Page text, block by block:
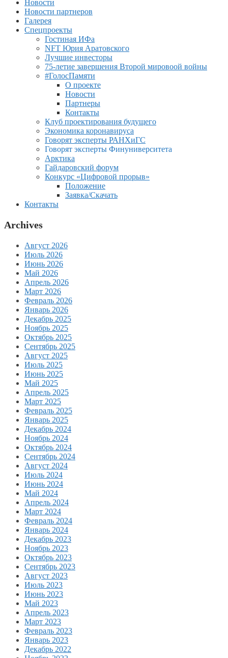
Новости
Новости партнеров
Галерея
Спецпроекты
Гостиная ИФа
NFT Юрия Аратовского
Лучшие инвесторы
75-летие завершения Второй мировоой войны
#ГолосПамяти
О проекте
Новости
Партнеры
Контакты
Клуб проектирования будущего
Экономика коронавируса
Говорят эксперты РАНХиГС
Говорят эксперты Финуниверситета
Арктика
Гайдаровский форум
Конкурс «Цифровой прорыв»
Положение
Заявка/Скачать
Контакты
Archives
Август 2026
Июль 2026
Июнь 2026
Май 2026
Апрель 2026
Март 2026
Февраль 2026
Январь 2026
Декабрь 2025
Ноябрь 2025
Октябрь 2025
Сентябрь 2025
Август 2025
Июль 2025
Июнь 2025
Май 2025
Апрель 2025
Март 2025
Февраль 2025
Январь 2025
Декабрь 2024
Ноябрь 2024
Октябрь 2024
Сентябрь 2024
Август 2024
Июль 2024
Июнь 2024
Май 2024
Апрель 2024
Март 2024
Февраль 2024
Январь 2024
Декабрь 2023
Ноябрь 2023
Октябрь 2023
Сентябрь 2023
Август 2023
Июль 2023
Июнь 2023
Май 2023
Апрель 2023
Март 2023
Февраль 2023
Январь 2023
Декабрь 2022